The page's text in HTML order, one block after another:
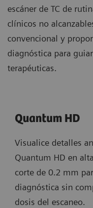
escáner de TC de
clínicos no
convencional y
diagnóstica para
terapéuticas.
Quantum HD
Visualice detalles
Quantum HD en
corte de 0.2 mm
diagnóstica sin
dosis del escaneo.